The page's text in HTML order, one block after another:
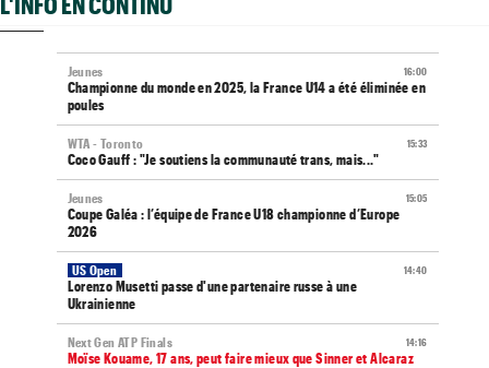
16:00
Jeunes
Championne du monde en 2025, la France U14 a été éliminée en
poules
15:33
WTA - Toronto
Coco Gauff : "Je soutiens la communauté trans, mais..."
15:05
Jeunes
Coupe Galéa : l’équipe de France U18 championne d’Europe
2026
14:40
US Open
Lorenzo Musetti passe d'une partenaire russe à une
Ukrainienne
14:16
Next Gen ATP Finals
Moïse Kouame, 17 ans, peut faire mieux que Sinner et Alcaraz